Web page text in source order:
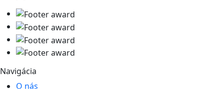
Navigácia
O nás